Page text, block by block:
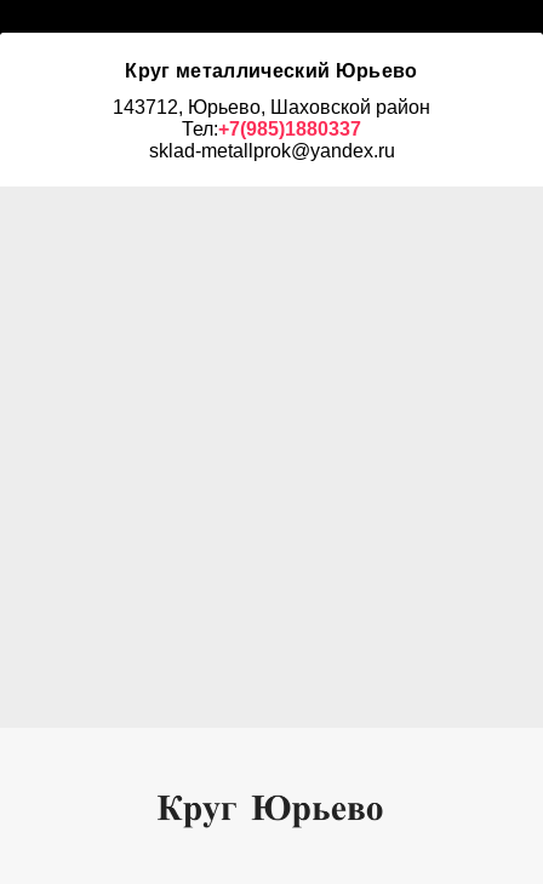
Круг металлический Юрьево
143712, Юрьево, Шаховской район
Тел:+7(985)1880337
sklad-metallprok@yandex.ru